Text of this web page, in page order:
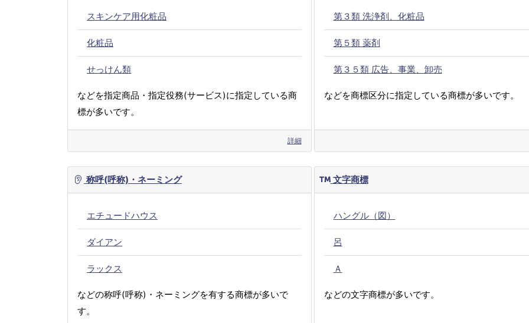
スキンケア用化粧品
化粧品
せっけん類
などを指定商品・指定役務(サービス)に指定している商
標が多いです。
詳細
第３類 洗浄剤、化粧品
第５類 薬剤
第３５類 広告、事業、卸売
などを商標区分に指定している商標が多いです。
称呼(呼称)・ネーミング
エチュードハウス
ダイアン
ラックス
などの称呼(呼称)・ネーミングを有する商標が多いで
す。
文字商標
ハングル（図）
呂
Ａ
などの文字商標が多いです。